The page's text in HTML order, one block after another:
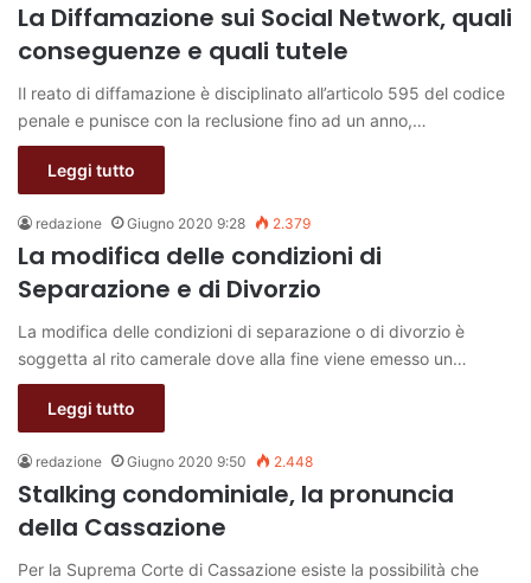
La Diffamazione sui Social Network, quali
conseguenze e quali tutele
Il reato di diffamazione è disciplinato all’articolo 595 del codice
penale e punisce con la reclusione fino ad un anno,…
Leggi tutto
redazione Giugno 2020 9:28 2.379
La modifica delle condizioni di
Separazione e di Divorzio
La modifica delle condizioni di separazione o di divorzio è
soggetta al rito camerale dove alla fine viene emesso un…
Leggi tutto
redazione Giugno 2020 9:50 2.448
Stalking condominiale, la pronuncia
della Cassazione
Per la Suprema Corte di Cassazione esiste la possibilità che